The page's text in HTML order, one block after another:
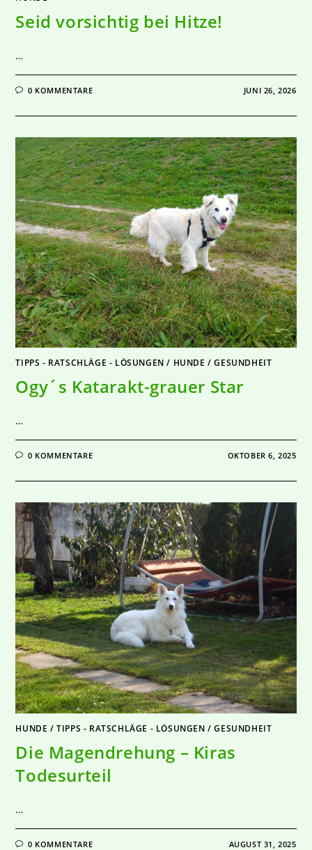
Seid vorsichtig bei Hitze!
…
0 KOMMENTARE JUNI 26, 2026
TIPPS - RATSCHLÄGE - LÖSUNGEN / HUNDE /GESUNDHEIT
Ogy´s Katarakt-grauer Star
…
0 KOMMENTARE OKTOBER 6, 2025
HUNDE /TIPPS - RATSCHLÄGE - LÖSUNGEN /GESUNDHEIT
Die Magendrehung – Kiras
Todesurteil
…
0 KOMMENTARE AUGUST 31, 2025